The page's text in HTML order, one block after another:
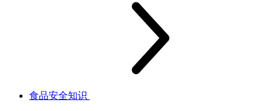
食品安全知识